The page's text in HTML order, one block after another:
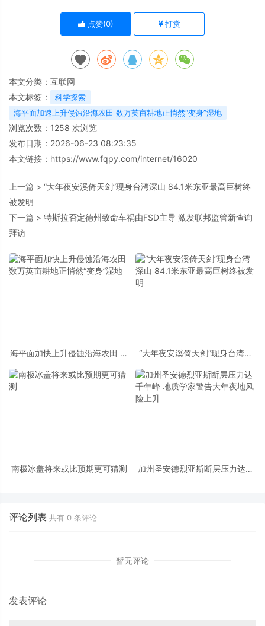
点赞(0) 打赏
本文分类： 互联网
本文标签：
科学探索
海平面加速上升侵蚀沿海农田 数万英亩耕地正悄然“变身”湿地
浏览次数： 1258 次浏览
发布日期：2026-06-23 08:23:35
本文链接： https://www.fqpy.com/internet/16020
上一篇 > “大年夜安溪倚天剑”现身台湾深山 84.1米东亚最高巨树终
被发明
下一篇 > 特斯拉否定德州致命车祸由FSD主导 激发联邦监管新查询
拜访
海平面加快上升侵蚀沿海农田 数
“大年夜安溪倚天剑”现身台湾深
南极冰盖将来或比预期更可猜测
加州圣安德烈亚斯断层压力达千
评论列表 共有 0 条评论
暂无评论
发表评论